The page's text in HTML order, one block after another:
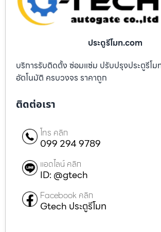
ประตูรีโมท.com
บริการรับติดตั้ง ซ่อมแซ่ม ปรับปรุงประตูรีโม
อัตโนมัติ ครบวงจร ราคาถูก
ติดต่อเรา
โทร คลิก
099 294 9789
แอดไลน์ คลิก
ID: @gtech
Facebook คลิก
Gtech ประตูรีโมท